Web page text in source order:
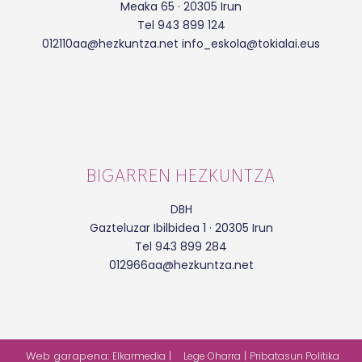
Meaka 65 · 20305 Irun
Tel 943 899 124
012110aa@hezkuntza.net info_eskola@tokialai.eus
BIGARREN HEZKUNTZA
DBH
Gazteluzar Ibilbidea 1 · 20305 Irun
Tel 943 899 284
012966aa@hezkuntza.net
Web garapena: Elkarmedia | Lege Oharra | Pribatasun Politika